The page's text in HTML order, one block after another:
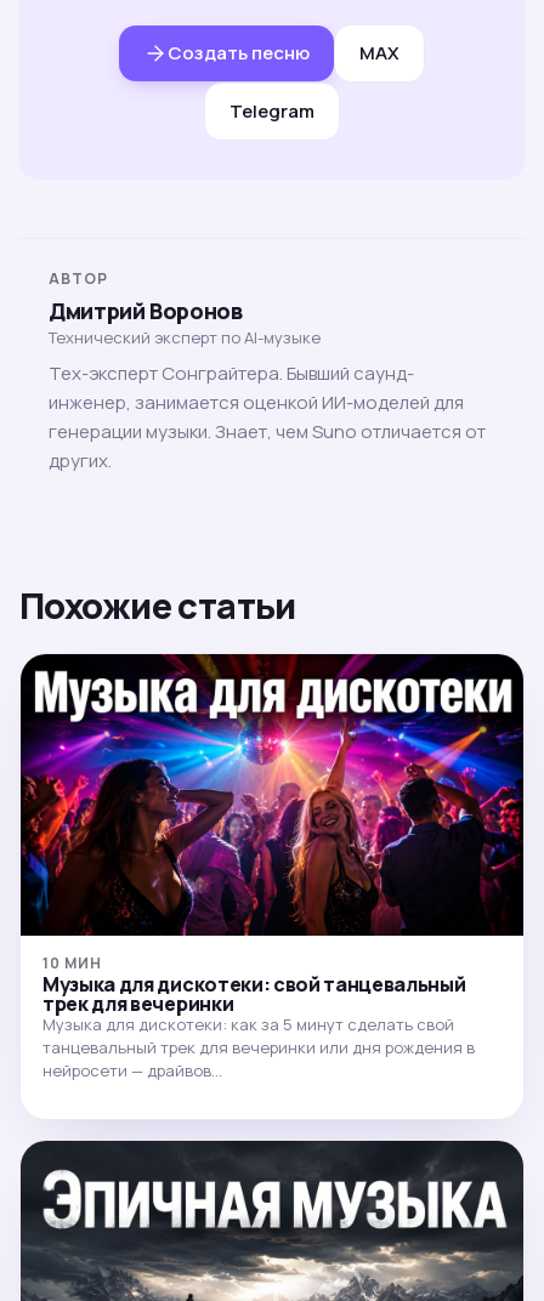
Создать песню MAX
Telegram
АВТОР
Дмитрий Воронов
Технический эксперт по AI-музыке
Тех-эксперт Сонграйтера. Бывший саунд-
инженер, занимается оценкой ИИ-моделей для
генерации музыки. Знает, чем Suno отличается от
других.
Похожие статьи
10 МИН
Музыка для дискотеки: свой танцевальный
трек для вечеринки
Музыка для дискотеки: как за 5 минут сделать свой
танцевальный трек для вечеринки или дня рождения в
нейросети — драйвов…